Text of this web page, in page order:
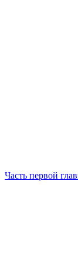
Часть первой